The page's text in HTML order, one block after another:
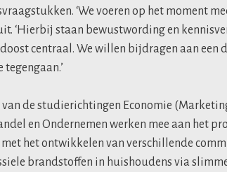
‘We voeren op het moment
‘Hierbij staan bewustwording en
centraal. We willen bijdragen aan een
de studierichtingen Economie
en Ondernemen werken mee aan het
het ontwikkelen van verschillende
brandstoffen in huishoudens via